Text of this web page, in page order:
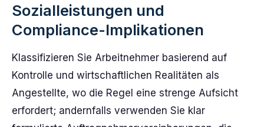
Sozialleistungen und
Compliance-Implikationen
Klassifizieren Sie Arbeitnehmer basierend auf
Kontrolle und wirtschaftlichen Realitäten als
Angestellte, wo die Regel eine strenge Aufsicht
erfordert; andernfalls verwenden Sie klar